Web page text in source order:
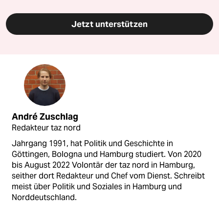
Jetzt unterstützen
André Zuschlag
Redakteur taz nord
Jahrgang 1991, hat Politik und Geschichte in
Göttingen, Bologna und Hamburg studiert. Von 2020
bis August 2022 Volontär der taz nord in Hamburg,
seither dort Redakteur und Chef vom Dienst. Schreibt
meist über Politik und Soziales in Hamburg und
Norddeutschland.